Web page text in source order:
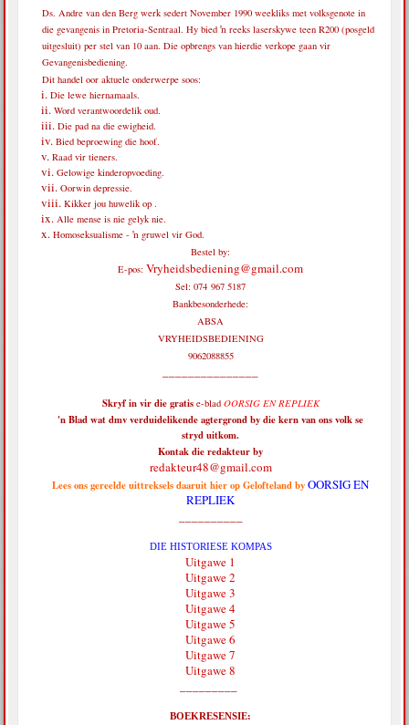
Ds. Andre van den Berg werk sedert November 1990 weekliks met volksgenote in
die gevangenis in Pretoria-Sentraal. Hy bied ŉ reeks laserskywe teen R200 (posgeld
uitgesluit) per stel van 10 aan. Die opbrengs van hierdie verkope gaan vir
Gevangenisbediening.
Dit handel oor aktuele onderwerpe soos:
Die lewe hiernamaals.
Word verantwoordelik oud.
Die pad na die ewigheid.
Bied beproewing die hoof.
Raad vir tieners.
Gelowige kinderopvoeding.
Oorwin depressie.
Kikker jou huwelik op .
Alle mense is nie gelyk nie.
Homoseksualisme - ŉ gruwel vir God.
Bestel by:
E-pos: Vryheidsbediening@gmail.com
Sel: 074 967 5187
Bankbesonderhede:
ABSA
VRYHEIDSBEDIENING
9062088855
Skryf in vir diegratise-bladOORSIG EN REPLIEK
'n Blad wat dmv verduidelikende agtergrond by die kern van ons volk se
stryd uitkom.
Kontak die redakteur by
redakteur48@gmail.com
Lees ons gereelde uittreksels daaruit hier op Gelofteland byOORSIG EN
REPLIEK
DIE HISTORIESE KOMPAS
Uitgawe 1
Uitgawe 2
Uitgawe 3
Uitgawe 4
Uitgawe 5
Uitgawe 6
Uitgawe 7
Uitgawe 8
BOEKRESENSIE: